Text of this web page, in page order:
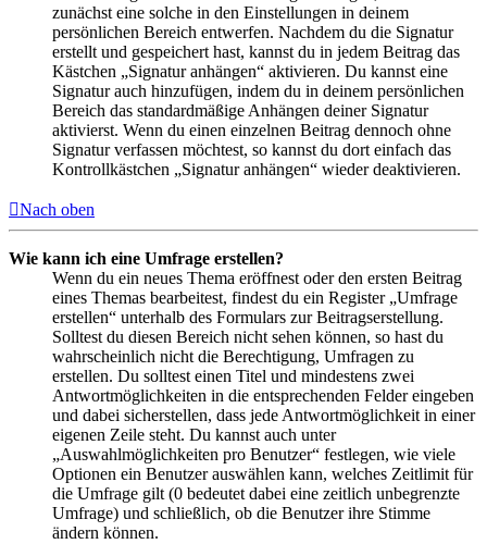
zunächst eine solche in den Einstellungen in deinem
persönlichen Bereich entwerfen. Nachdem du die Signatur
erstellt und gespeichert hast, kannst du in jedem Beitrag das
Kästchen „Signatur anhängen“ aktivieren. Du kannst eine
Signatur auch hinzufügen, indem du in deinem persönlichen
Bereich das standardmäßige Anhängen deiner Signatur
aktivierst. Wenn du einen einzelnen Beitrag dennoch ohne
Signatur verfassen möchtest, so kannst du dort einfach das
Kontrollkästchen „Signatur anhängen“ wieder deaktivieren.
Nach oben
Wie kann ich eine Umfrage erstellen?
Wenn du ein neues Thema eröffnest oder den ersten Beitrag
eines Themas bearbeitest, findest du ein Register „Umfrage
erstellen“ unterhalb des Formulars zur Beitragserstellung.
Solltest du diesen Bereich nicht sehen können, so hast du
wahrscheinlich nicht die Berechtigung, Umfragen zu
erstellen. Du solltest einen Titel und mindestens zwei
Antwortmöglichkeiten in die entsprechenden Felder eingeben
und dabei sicherstellen, dass jede Antwortmöglichkeit in einer
eigenen Zeile steht. Du kannst auch unter
„Auswahlmöglichkeiten pro Benutzer“ festlegen, wie viele
Optionen ein Benutzer auswählen kann, welches Zeitlimit für
die Umfrage gilt (0 bedeutet dabei eine zeitlich unbegrenzte
Umfrage) und schließlich, ob die Benutzer ihre Stimme
ändern können.